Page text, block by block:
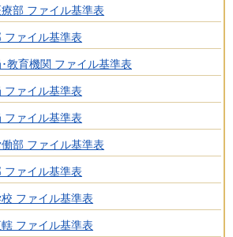
部 ファイル基準表
ファイル基準表
教育機関 ファイル基準表
ファイル基準表
ファイル基準表
部 ファイル基準表
ファイル基準表
ファイル基準表
ファイル基準表